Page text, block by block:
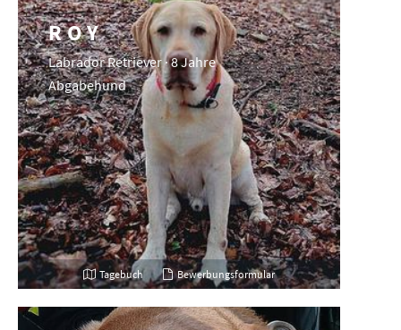
ROY
Labrador Retriever · 8 Jahre
Abgabehund
Tagebuch Bewerbungsformular